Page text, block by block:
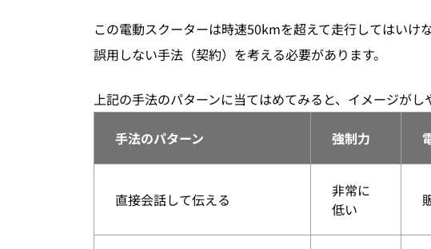
この電動スクーターは時速50kmを超えて走行してはいけ
誤用しない手法（契約）を考える必要があります。
上記の手法のパターンに当てはめてみると、イメージがし
手法のパターン 強制力
直接会話して伝える
非常に
低い